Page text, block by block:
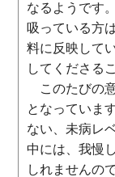
なるようです
吸っている方
料に反映して
してくださる
このたびの
となっていま
ない、未病レ
中には、我慢
しれませんの